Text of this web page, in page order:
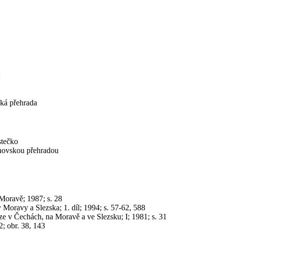
přehrada
přehradou
1987; s. 28
a Slezska; 1. díl; 1994; s. 57-62, 588
v Čechách, na Moravě a ve Slezsku; I; 1981; s. 31
obr. 38, 143